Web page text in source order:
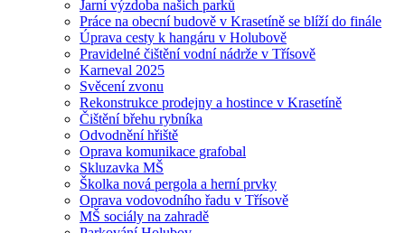
Jarní výzdoba našich parků
Práce na obecní budově v Krasetíně se blíží do finále
Úprava cesty k hangáru v Holubově
Pravidelné čištění vodní nádrže v Třísově
Karneval 2025
Svěcení zvonu
Rekonstrukce prodejny a hostince v Krasetíně
Čištění břehu rybníka
Odvodnění hřiště
Oprava komunikace grafobal
Skluzavka MŠ
Školka nová pergola a herní prvky
Oprava vodovodního řadu v Třísově
MŠ sociály na zahradě